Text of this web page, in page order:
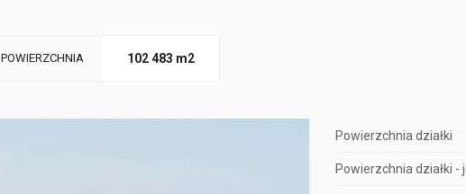
POWIERZCHNIA 102 483 m2
Powierzchnia działki
Powierzchnia działki -